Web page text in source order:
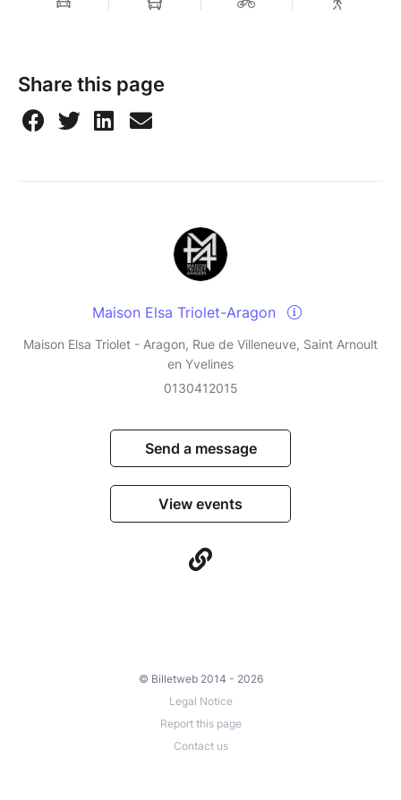
Share this page
Maison Elsa Triolet-Aragon
Maison Elsa Triolet - Aragon, Rue de Villeneuve, Saint Arnoult
en Yvelines
0130412015
Send a message
View events
© Billetweb 2014 - 2026
Legal Notice
Report this page
Contact us